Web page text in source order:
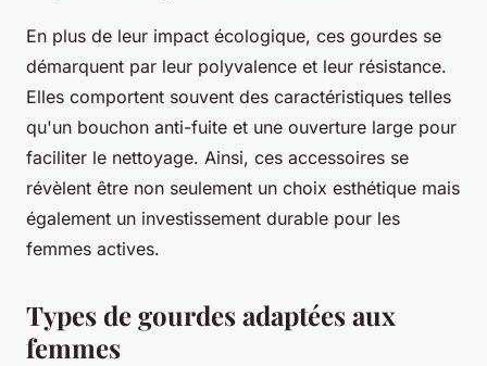
En plus de leur impact écologique, ces gourdes se
démarquent par leur polyvalence et leur résistance.
Elles comportent souvent des caractéristiques telles
qu'un bouchon anti-fuite et une ouverture large pour
faciliter le nettoyage. Ainsi, ces accessoires se
révèlent être non seulement un choix esthétique mais
également un investissement durable pour les
femmes actives.
Types de gourdes adaptées aux
femmes